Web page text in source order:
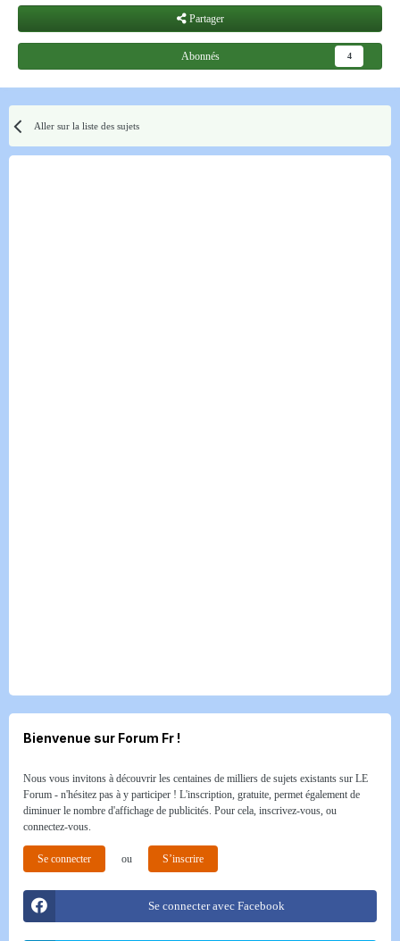
Partager
Abonnés 4
Aller sur la liste des sujets
Bienvenue sur Forum Fr !
Nous vous invitons à découvrir les centaines de milliers de sujets existants sur LE
Forum - n'hésitez pas à y participer ! L'inscription, gratuite, permet également de
diminuer le nombre d'affichage de publicités. Pour cela, inscrivez-vous, ou
connectez-vous.
Se connecter ou S’inscrire
Se connecter avec Facebook